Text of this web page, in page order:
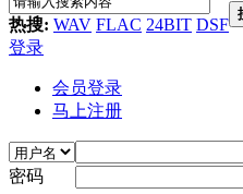
热搜: WAV FLAC 24BIT DSF
登录
会员登录
马上注册
密码